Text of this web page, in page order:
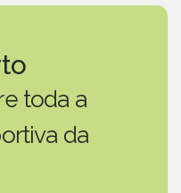
toda a
da